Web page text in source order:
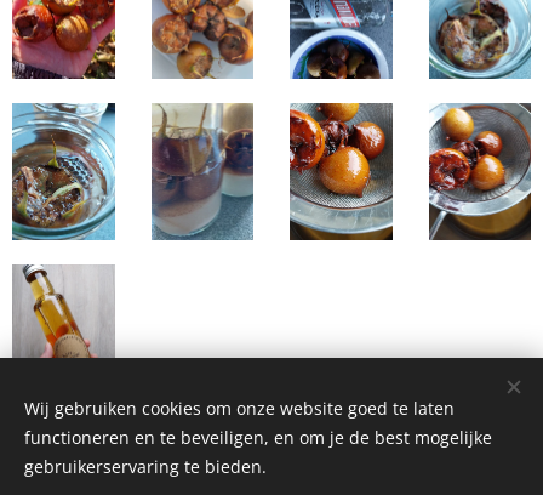
Wij gebruiken cookies om onze website goed te laten
functioneren en te beveiligen, en om je de best mogelijke
gebruikerservaring te bieden.